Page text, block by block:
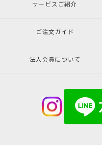
サービスご紹介
ご注文ガイド
法人会員について